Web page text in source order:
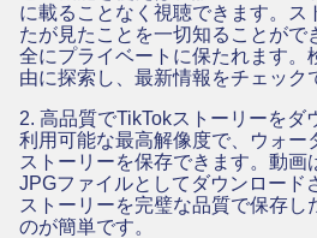
に載ることなく視聴できます。ス
たが見たことを一切知ることがで
全にプライベートに保たれます。
由に探索し、最新情報をチェック
2. 高品質でTikTokストーリーをダ
利用可能な最高解像度で、ウォー
ストーリーを保存できます。動画
JPGファイルとしてダウンロード
ストーリーを完璧な品質で保存し
のが簡単です。